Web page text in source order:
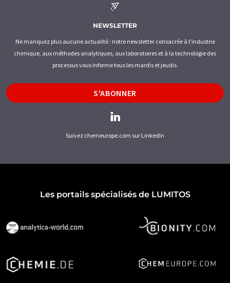
NEWSLETTER
Ne manquez plus aucune actualité : notre newsletter consacrée à l'industrie
chimique, aux méthodes analytiques, aux laboratoires et à la technologie des
processus vous informe tous les mardis et jeudis.
S'ABONNER
Suivez chemeurope.com sur LinkedIn
Les portails spécialisés de LUMITOS